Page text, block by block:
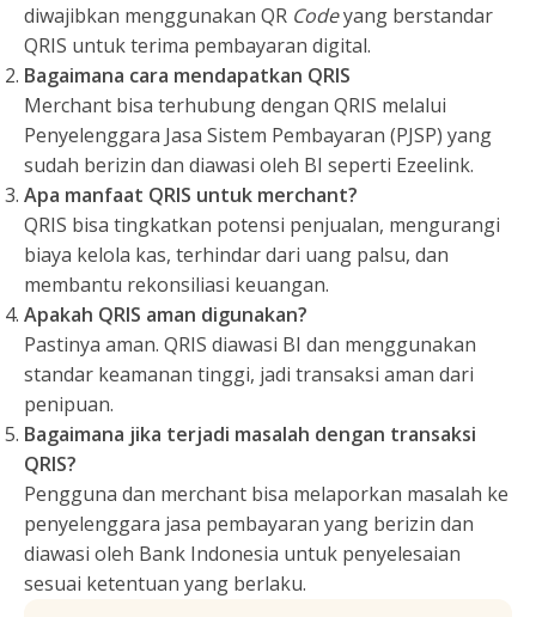
diwajibkan menggunakan QR Codeyang berstandar
QRIS untuk terima pembayaran digital.
Bagaimana cara mendapatkan QRIS
Merchant bisa terhubung dengan QRIS melalui
Penyelenggara Jasa Sistem Pembayaran (PJSP) yang
sudah berizin dan diawasi oleh BI seperti Ezeelink.
Apa manfaat QRIS untuk merchant?
QRIS bisa tingkatkan potensi penjualan, mengurangi
biaya kelola kas, terhindar dari uang palsu, dan
membantu rekonsiliasi keuangan.
Apakah QRIS aman digunakan?
Pastinya aman. QRIS diawasi BI dan menggunakan
standar keamanan tinggi, jadi transaksi aman dari
penipuan.
Bagaimana jika terjadi masalah dengan transaksi
QRIS?
Pengguna dan merchant bisa melaporkan masalah ke
penyelenggara jasa pembayaran yang berizin dan
diawasi oleh Bank Indonesia untuk penyelesaian
sesuai ketentuan yang berlaku.